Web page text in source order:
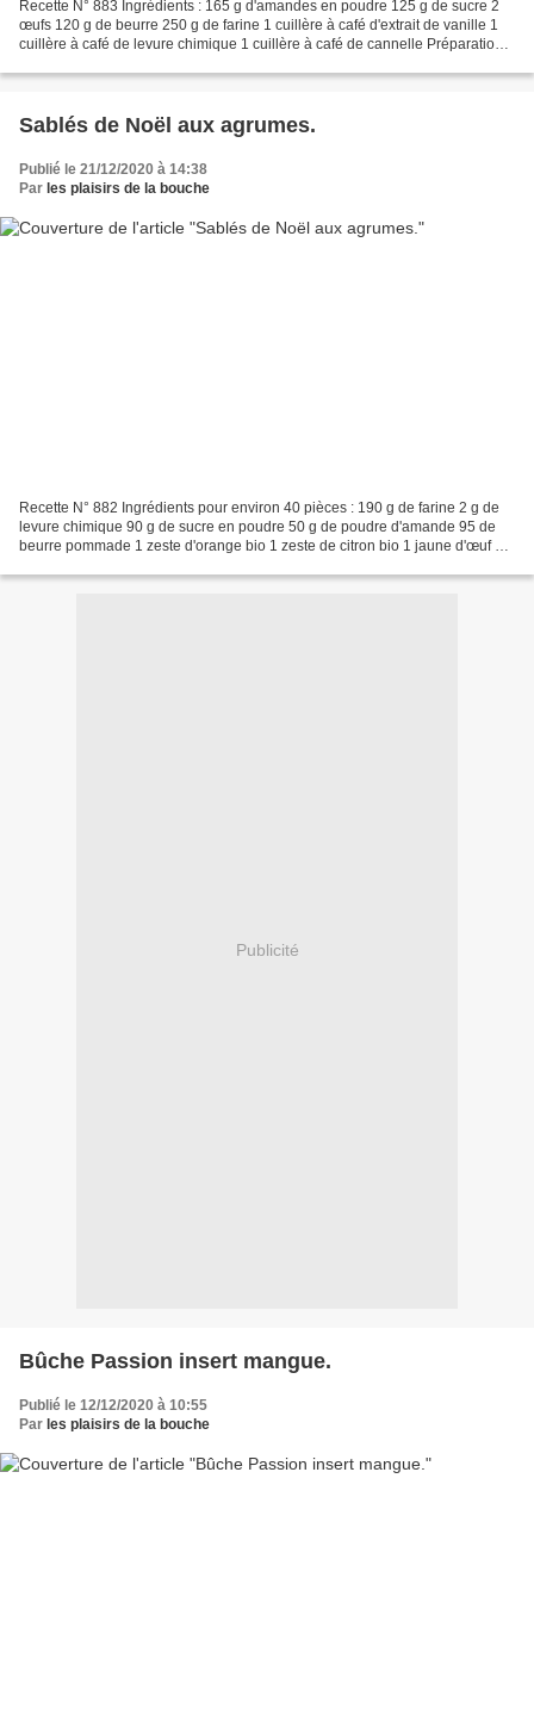
Recette N° 883 Ingrédients : 165 g d'amandes en poudre 125 g de sucre 2
œufs 120 g de beurre 250 g de farine 1 cuillère à café d'extrait de vanille 1
cuillère à café de levure chimique 1 cuillère à café de cannelle Préparation :
Sablés de Noël aux agrumes.
Publié le 21/12/2020 à 14:38
Par les plaisirs de la bouche
Recette N° 882 Ingrédients pour environ 40 pièces : 190 g de farine 2 g de
levure chimique 90 g de sucre en poudre 50 g de poudre d'amande 95 de
beurre pommade 1 zeste d'orange bio 1 zeste de citron bio 1 jaune d'œuf 1
Publicité
Bûche Passion insert mangue.
Publié le 12/12/2020 à 10:55
Par les plaisirs de la bouche